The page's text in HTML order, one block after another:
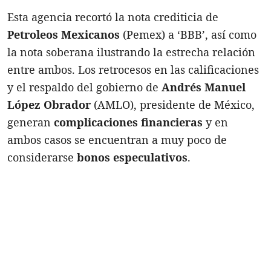
Esta agencia recortó la nota crediticia de
Petroleos Mexicanos (Pemex) a ‘BBB’, así como
la nota soberana ilustrando la estrecha relación
entre ambos. Los retrocesos en las calificaciones
y el respaldo del gobierno de Andrés Manuel
López Obrador (AMLO), presidente de México,
generan complicaciones financieras y en
ambos casos se encuentran a muy poco de
considerarse bonos especulativos.